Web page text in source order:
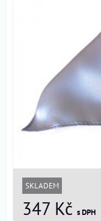
SKLADEM
347 Kč s DPH